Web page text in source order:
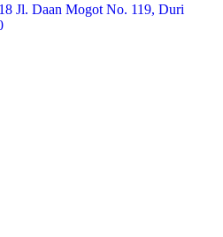
Jl. Daan Mogot No. 119, Duri